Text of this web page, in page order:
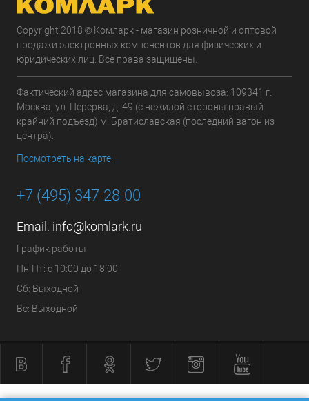
Copyright 2018 © Комларк - магазин розничной и оптовой
продажи электронных компонентов для физических и
юридических лиц. Все права защищены.
Фактический адрес магазина для самовывоза: 109341 г.
Москва, ул. Перерва, д. 49 (с нежилой стороны правый
крайний подъезд) м. Братиславская (последний вагон из
центра).
Посмотреть на карте
+7 (495) 347-28-00
Email: info@komlark.ru
График работы
Пн-Пт: с 10:00 до 18:00
Сб: Выходной
Вс: Выходной